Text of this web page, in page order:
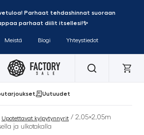
Parhaat tehdashinnat suoraan
parhaat diilit itsellesi!✨
Meistä Blogi Yhteystiedot
Uutuudet
Upotettavat kylpytynnyrit / 2,05×2,05m
ja ulkotakalla